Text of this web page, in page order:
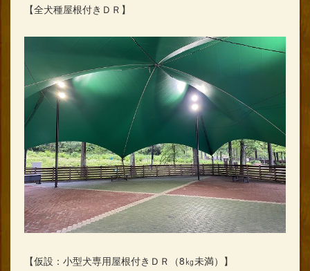
【全犬種屋根付きＤＲ】
【仮設：小型犬専用屋根付きＤＲ（8㎏未満）】